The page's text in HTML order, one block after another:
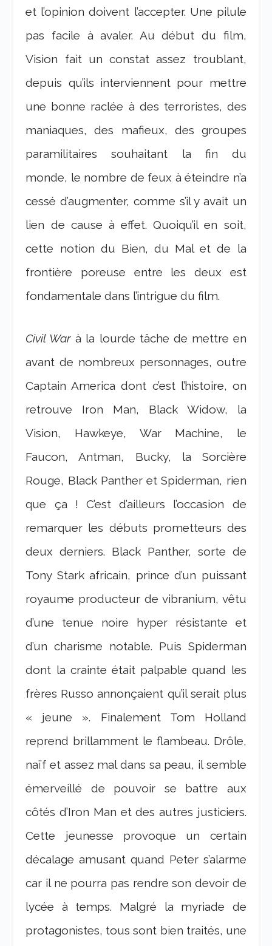
et l’opinion doivent l’accepter. Une pilule
pas facile à avaler. Au début du film,
Vision fait un constat assez troublant,
depuis qu’ils interviennent pour mettre
une bonne raclée à des terroristes, des
maniaques, des mafieux, des groupes
paramilitaires souhaitant la fin du
monde, le nombre de feux à éteindre n’a
cessé d’augmenter, comme s’il y avait un
lien de cause à effet. Quoiqu’il en soit,
cette notion du Bien, du Mal et de la
frontière poreuse entre les deux est
fondamentale dans l’intrigue du film.
Civil War à la lourde tâche de mettre en
avant de nombreux personnages, outre
Captain America dont c’est l’histoire, on
retrouve Iron Man, Black Widow, la
Vision, Hawkeye, War Machine, le
Faucon, Antman, Bucky, la Sorcière
Rouge, Black Panther et Spiderman, rien
que ça ! C’est d’ailleurs l’occasion de
remarquer les débuts prometteurs des
deux derniers. Black Panther, sorte de
Tony Stark africain, prince d’un puissant
royaume producteur de vibranium, vêtu
d’une tenue noire hyper résistante et
d’un charisme notable. Puis Spiderman
dont la crainte était palpable quand les
frères Russo annonçaient qu’il serait plus
« jeune ». Finalement Tom Holland
reprend brillamment le flambeau. Drôle,
naïf et assez mal dans sa peau, il semble
émerveillé de pouvoir se battre aux
côtés d’Iron Man et des autres justiciers.
Cette jeunesse provoque un certain
décalage amusant quand Peter s’alarme
car il ne pourra pas rendre son devoir de
lycée à temps. Malgré la myriade de
protagonistes, tous sont bien traités, une